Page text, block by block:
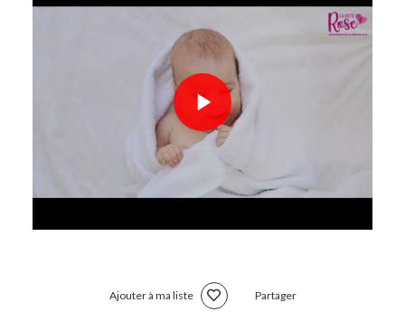
Ajouter à ma liste Partager